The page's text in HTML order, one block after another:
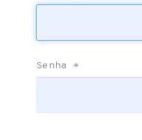
Senha *